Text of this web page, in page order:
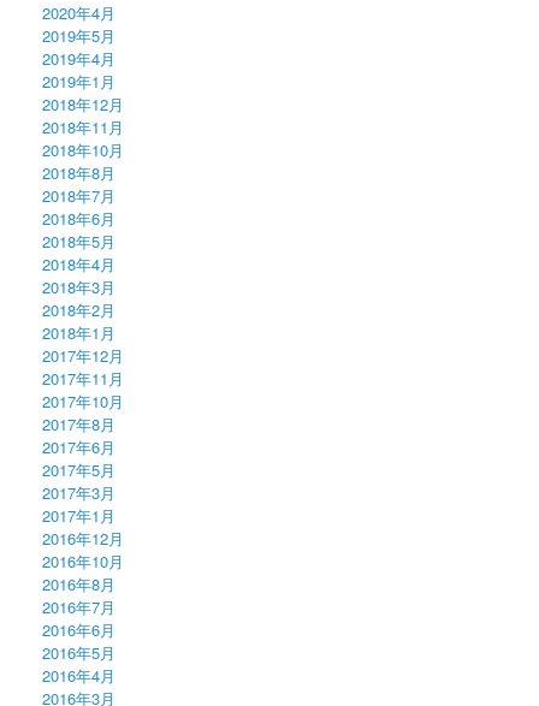
2020年4月
2019年5月
2019年4月
2019年1月
2018年12月
2018年11月
2018年10月
2018年8月
2018年7月
2018年6月
2018年5月
2018年4月
2018年3月
2018年2月
2018年1月
2017年12月
2017年11月
2017年10月
2017年8月
2017年6月
2017年5月
2017年3月
2017年1月
2016年12月
2016年10月
2016年8月
2016年7月
2016年6月
2016年5月
2016年4月
2016年3月